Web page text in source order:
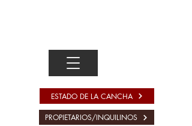
ESTADO DE LA CANCHA
PROPIETARIOS/INQUILINOS